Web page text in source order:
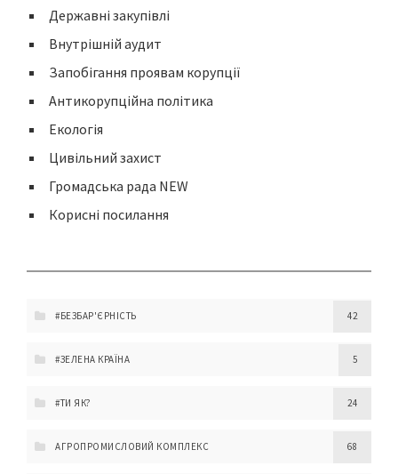
Державні закупівлі
Внутрішній аудит
Запобігання проявам корупції
Антикорупційна політика
Екологія
Цивільний захист
Громадська рада NEW
Корисні посилання
#БЕЗБАР'ЄРНІСТЬ 42
#ЗЕЛЕНА КРАЇНА 5
#ТИ ЯК? 24
АГРОПРОМИСЛОВИЙ КОМПЛЕКС 68